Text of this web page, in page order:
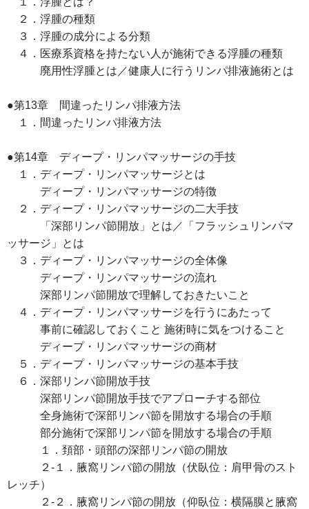
２．浮腫の種類
３．浮腫の成分による分類
４．医療系資格を持たない人が施術できる浮腫の種類
廃用性浮腫とは／健康人に行うリンパ排液施術とは
●第13章 間違ったリンパ排液方法
１．間違ったリンパ排液方法
●第14章 ディープ・リンパマッサージの手技
１．ディープ・リンパマッサージとは
ディープ・リンパマッサージの特徴
２．ディープ・リンパマッサージの二大手技
「深部リンパ節開放」とは／「フラッシュリンパマ
ッサージ」とは
３．ディープ・リンパマッサージの全体像
ディープ・リンパマッサージの流れ
深部リンパ節開放で理解しておきたいこと
４．ディープ・リンパマッサージを行うにあたって
事前に確認しておくこと 施術時に気をつけること
ディープ・リンパマッサージの商材
５．ディープ・リンパマッサージの基本手技
６．深部リンパ節開放手技
深部リンパ節開放手技でアプローチする部位
全身施術で深部リンパ節を開放する場合の手順
部分施術で深部リンパ節を開放する場合の手順
１．頚部・頭部の深部リンパ節の開放
２-１．腋窩リンパ節の開放（伏臥位：肩甲骨のスト
レッチ）
２-２．腋窩リンパ節の開放（仰臥位：横隔膜と腋窩